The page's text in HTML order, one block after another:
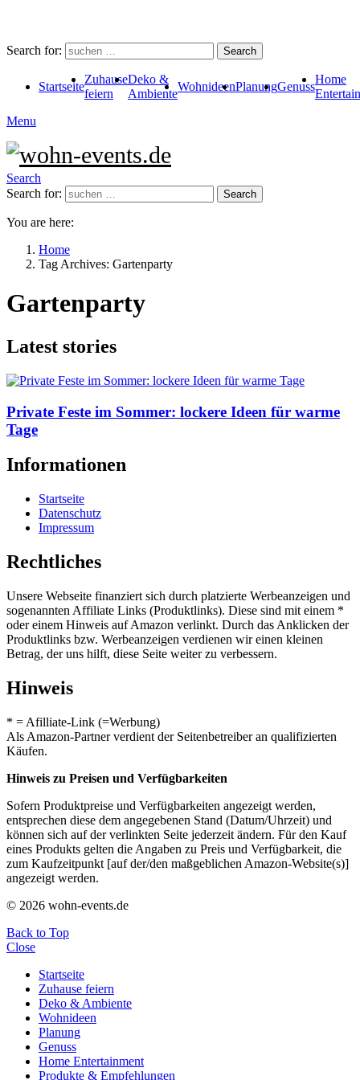
Search for: Search
Startseite
Zuhause
feiern
Deko &
Ambiente
WohnideenPlanungGenuss
Home
Menu
Search
Search for:
Search
You are here:
Home
Tag Archives: Gartenparty
Gartenparty
Latest stories
Private Feste im Sommer: lockere Ideen für warme
Tage
Informationen
Startseite
Datenschutz
Impressum
Rechtliches
Unsere Webseite finanziert sich durch platzierte Werbeanzeigen und
sogenannten Affiliate Links (Produktlinks). Diese sind mit einem *
oder einem Hinweis auf Amazon verlinkt. Durch das Anklicken der
Produktlinks bzw. Werbeanzeigen verdienen wir einen kleinen
Betrag, der uns hilft, diese Seite weiter zu verbessern.
Hinweis
* = Afilliate-Link (=Werbung)
Als Amazon-Partner verdient der Seitenbetreiber an qualifizierten
Käufen.
Hinweis zu Preisen und Verfügbarkeiten
Sofern Produktpreise und Verfügbarkeiten angezeigt werden,
entsprechen diese dem angegebenen Stand (Datum/Uhrzeit) und
können sich auf der verlinkten Seite jederzeit ändern. Für den Kauf
eines Produkts gelten die Angaben zu Preis und Verfügbarkeit, die
zum Kaufzeitpunkt [auf der/den maßgeblichen Amazon-Website(s)]
angezeigt werden.
© 2026 wohn-events.de
Back to Top
Close
Startseite
Zuhause feiern
Deko & Ambiente
Wohnideen
Planung
Genuss
Home Entertainment
Produkte & Empfehlungen